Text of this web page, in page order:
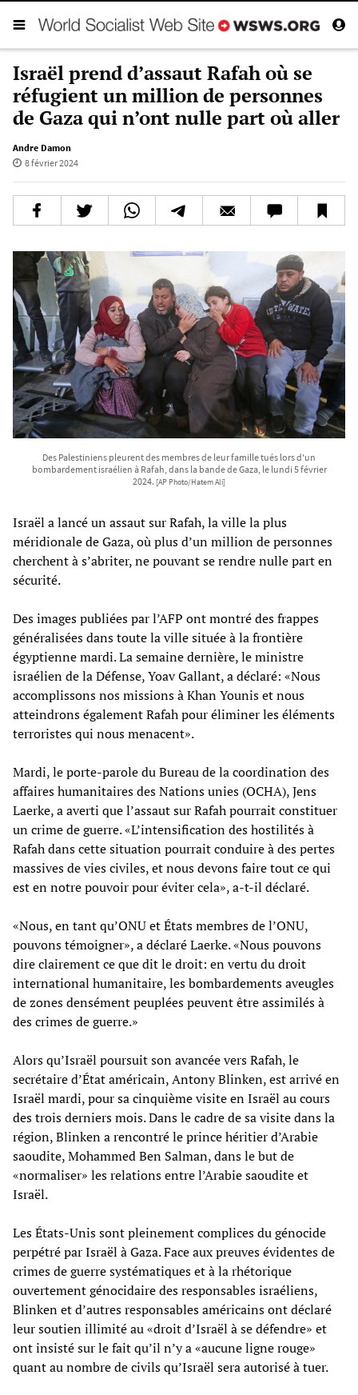
Israël prend d’assaut Rafah où se
réfugient un million de personnes
de Gaza qui n’ont nulle part où aller
Andre Damon
8 février 2024
Des Palestiniens pleurent des membres de leur famille tués lors d'un
bombardement israélien à Rafah, dans la bande de Gaza, le lundi 5 février
2024. [AP Photo/Hatem Ali]
Israël a lancé un assaut sur Rafah, la ville la plus
méridionale de Gaza, où plus d’un million de personnes
cherchent à s’abriter, ne pouvant se rendre nulle part en
sécurité.
Des images publiées par l’AFP ont montré des frappes
généralisées dans toute la ville située à la frontière
égyptienne mardi. La semaine dernière, le ministre
israélien de la Défense, Yoav Gallant, a déclaré: «Nous
accomplissons nos missions à Khan Younis et nous
atteindrons également Rafah pour éliminer les éléments
terroristes qui nous menacent».
Mardi, le porte-parole du Bureau de la coordination des
affaires humanitaires des Nations unies (OCHA), Jens
Laerke, a averti que l’assaut sur Rafah pourrait constituer
un crime de guerre. «L’intensification des hostilités à
Rafah dans cette situation pourrait conduire à des pertes
massives de vies civiles, et nous devons faire tout ce qui
est en notre pouvoir pour éviter cela», a-t-il déclaré.
«Nous, en tant qu’ONU et États membres de l’ONU,
pouvons témoigner», a déclaré Laerke. «Nous pouvons
dire clairement ce que dit le droit: en vertu du droit
international humanitaire, les bombardements aveugles
de zones densément peuplées peuvent être assimilés à
des crimes de guerre.»
Alors qu’Israël poursuit son avancée vers Rafah, le
secrétaire d’État américain, Antony Blinken, est arrivé en
Israël mardi, pour sa cinquième visite en Israël au cours
des trois derniers mois. Dans le cadre de sa visite dans la
région, Blinken a rencontré le prince héritier d’Arabie
saoudite, Mohammed Ben Salman, dans le but de
«normaliser» les relations entre l’Arabie saoudite et
Israël.
Les États-Unis sont pleinement complices du génocide
perpétré par Israël à Gaza. Face aux preuves évidentes de
crimes de guerre systématiques et à la rhétorique
ouvertement génocidaire des responsables israéliens,
Blinken et d’autres responsables américains ont déclaré
leur soutien illimité au «droit d’Israël à se défendre» et
ont insisté sur le fait qu’il n’y a «aucune ligne rouge»
quant au nombre de civils qu’Israël sera autorisé à tuer.